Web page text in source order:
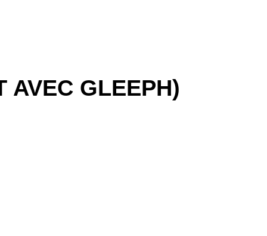
AVEC GLEEPH)